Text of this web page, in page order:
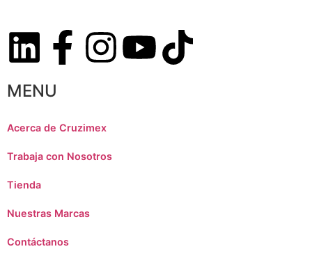
MENU
Acerca de Cruzimex
Trabaja con Nosotros
Tienda
Nuestras Marcas
Contáctanos